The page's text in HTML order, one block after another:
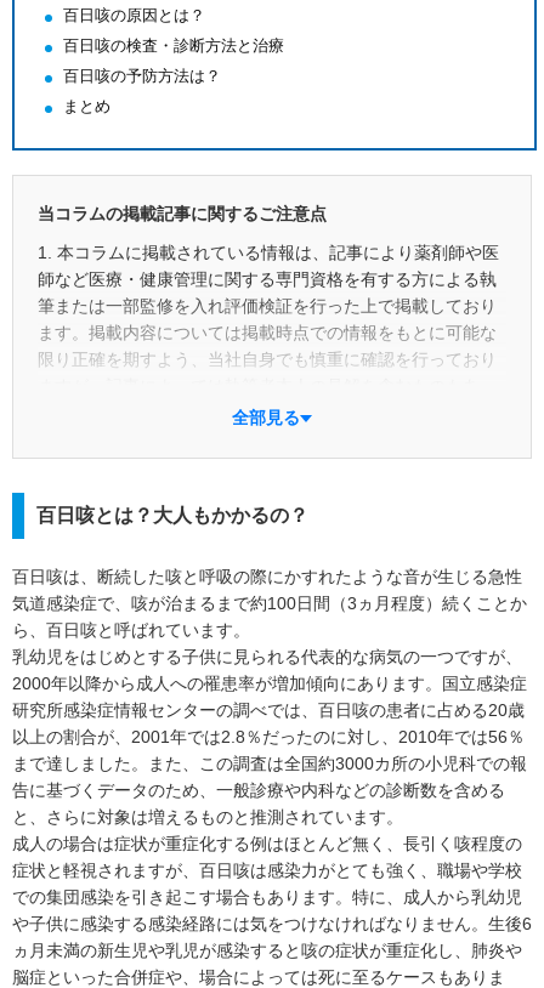
百日咳の原因とは？
百日咳の検査・診断方法と治療
百日咳の予防方法は？
まとめ
当コラムの掲載記事に関するご注意点
1. 本コラムに掲載されている情報は、記事により薬剤師や医
師など医療・健康管理に関する専門資格を有する方による執
筆または一部監修を入れ評価検証を行った上で掲載しており
ます。掲載内容については掲載時点での情報をもとに可能な
限り正確を期すよう、当社自身でも慎重に確認を行っており
り、正確性や最新性あるいは具体的な成果を保証するもので
ります。
費者の皆さまが適切な商品選択を行えるよう支援することを
目的に作成しているものです。また、当該コラムの主な眼目
は「商品」ではなく「成分」にあり、特定商品の広告目的や
誘引を企図したものではありません。併せて、特定の医薬品
メーカーや販売業者から紹介や販売を目的とした報酬などの
対価を受け取っているものでもありません。
3. 本コラムに記載されている商品名やサービス名は、それぞ
れの提供元または権利者に帰属する商標または登録商標で
す。
4. 前述の内容に関連して、読者の皆さまに万一何らかの不利
益や損害が発生した場合でも、当社はその一切について責任
を負いかねます。
5. 本コラムに関する個別のお問合せには一切応じておりませ
んが事実と異なる誤った記載があった場合はご指摘のご連絡
全部見る
百日咳とは？大人もかかるの？
百日咳は、断続した咳と呼吸の際にかすれたような音が生じる急性
気道感染症で、咳が治まるまで約100日間（3ヵ月程度）続くことか
ら、百日咳と呼ばれています。
乳幼児をはじめとする子供に見られる代表的な病気の一つですが、
2000年以降から成人への罹患率が増加傾向にあります。国立感染症
研究所感染症情報センターの調べでは、百日咳の患者に占める20歳
以上の割合が、2001年では2.8％だったのに対し、2010年では56％
まで達しました。また、この調査は全国約3000カ所の小児科での報
告に基づくデータのため、一般診療や内科などの診断数を含める
と、さらに対象は増えるものと推測されています。
成人の場合は症状が重症化する例はほとんど無く、長引く咳程度の
症状と軽視されますが、百日咳は感染力がとても強く、職場や学校
での集団感染を引き起こす場合もあります。特に、成人から乳幼児
や子供に感染する感染経路には気をつけなければなりません。生後6
ヵ月未満の新生児や乳児が感染すると咳の症状が重症化し、肺炎や
脳症といった合併症や、場合によっては死に至るケースもありま